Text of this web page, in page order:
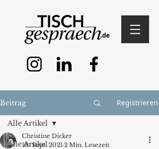
Beitrag Registrieren
Alle Artikel
Alle Artikel
Christine Dicker
10. Sept. 2021 2 Min. Lesezeit